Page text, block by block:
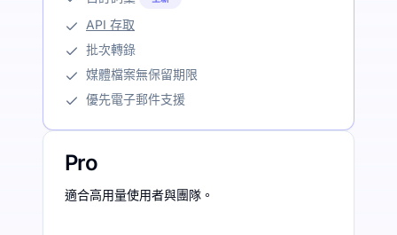
API 存取
批次轉錄
媒體檔案無保留期限
優先電子郵件支援
Pro
適合高用量使用者與團隊。